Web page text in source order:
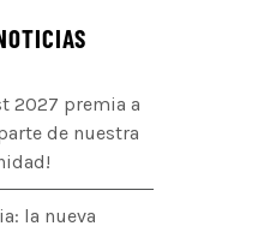
2027 premia a
de nuestra
la nueva